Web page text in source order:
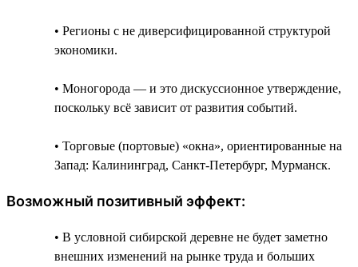
• Регионы с не диверсифицированной структурой
экономики.
• Моногорода — и это дискуссионное утверждение,
поскольку всё зависит от развития событий.
• Торговые (портовые) «окна», ориентированные на
Запад: Калининград, Санкт-Петербург, Мурманск.
Возможный позитивный эффект:
• В условной сибирской деревне не будет заметно
внешних изменений на рынке труда и больших